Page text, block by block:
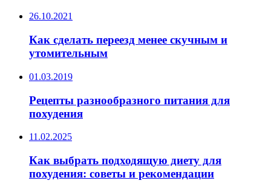
26.10.2021
Как сделать переезд менее скучным и
утомительным
01.03.2019
Рецепты разнообразного питания для
похудения
11.02.2025
Как выбрать подходящую диету для
похудения: советы и рекомендации